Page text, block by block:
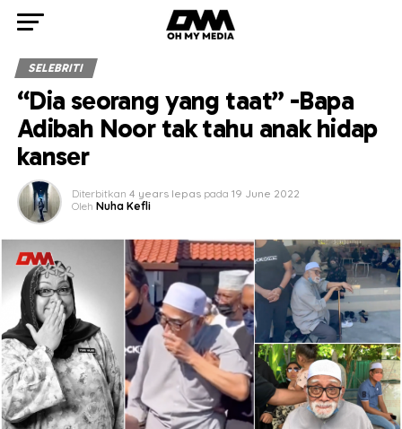
SELEBRITI
“Dia seorang yang taat” -Bapa
Adibah Noor tak tahu anak hidap
kanser
Diterbitkan 4 years lepas pada 19 June 2022
Oleh Nuha Kefli